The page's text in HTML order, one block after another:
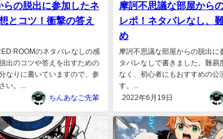
らの脱出に参加したネ
とコツ！衝撃の答え
ROOMのネタバレなしの感
出のコツや答えを出すための
なりに書いていますので、参
い。...
ちんあなご先輩
摩訶不思議な部屋から
レポ！ネタバレなし、
め
摩訶不思議な部屋からの脱出に
タバレなしで書きました。難易
なく、初心者にもおすすめの公
す。...
2022年6月19日